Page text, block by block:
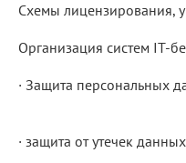
Схемы лицензирования,
Организация систем IT-
· Защита персональных
· защита от утечек